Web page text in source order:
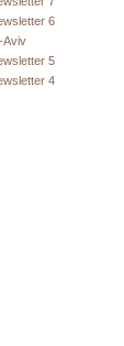
6
Aviv
5
4